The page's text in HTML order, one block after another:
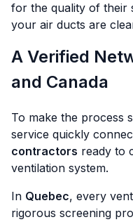
for the quality of their
your air ducts are
A Verified
and Canada
To make the process
service quickly
contractors ready to
ventilation system.
In Quebec, every
rigorous screening